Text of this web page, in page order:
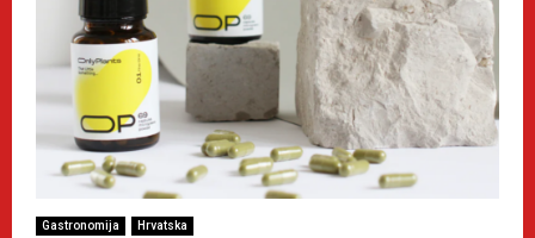
Gastronomija Hrvatska